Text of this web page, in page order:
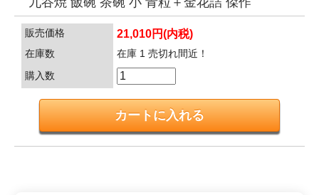
販売価格 21,010円(内税)
在庫数
在庫 1 売切れ間近！
購入数